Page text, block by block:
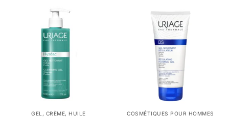
GEL, CRÈME, HUILE COSMÉTIQUES POUR HOMMES